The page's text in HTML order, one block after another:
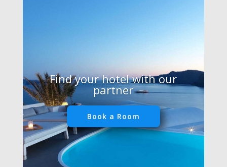
Find your hotel with our
partner
Book a Room